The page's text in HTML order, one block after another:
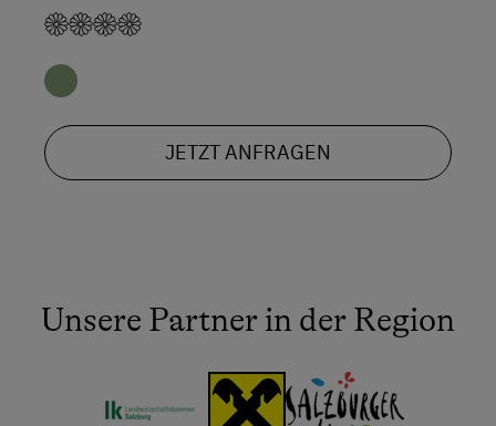
JETZT ANFRAGEN
Unsere Partner in der Region